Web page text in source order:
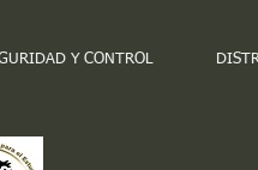
Y CONTROL